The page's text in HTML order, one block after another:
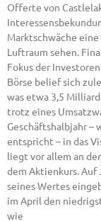
Offerte von
Marktschwäche
Luftraum sehen.
Fokus der
Börse belief sich
was etwa 3,5
trotz eines
Geschäftshalbjahr –
entspricht – in das
liegt vor allem an
dem Aktienkurs. Auf
seines Wertes
im April den
wie